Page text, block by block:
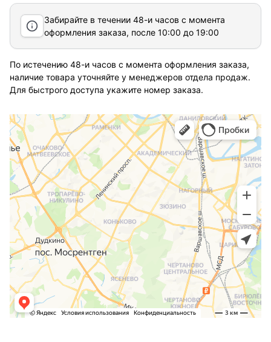
Забирайте в течении 48-и часов с момента
оформления заказа, после 10:00 до 19:00
По истечению 48-и часов с момента оформления заказа,
наличие товара уточняйте у менеджеров отдела продаж.
Для быстрого доступа укажите номер заказа.